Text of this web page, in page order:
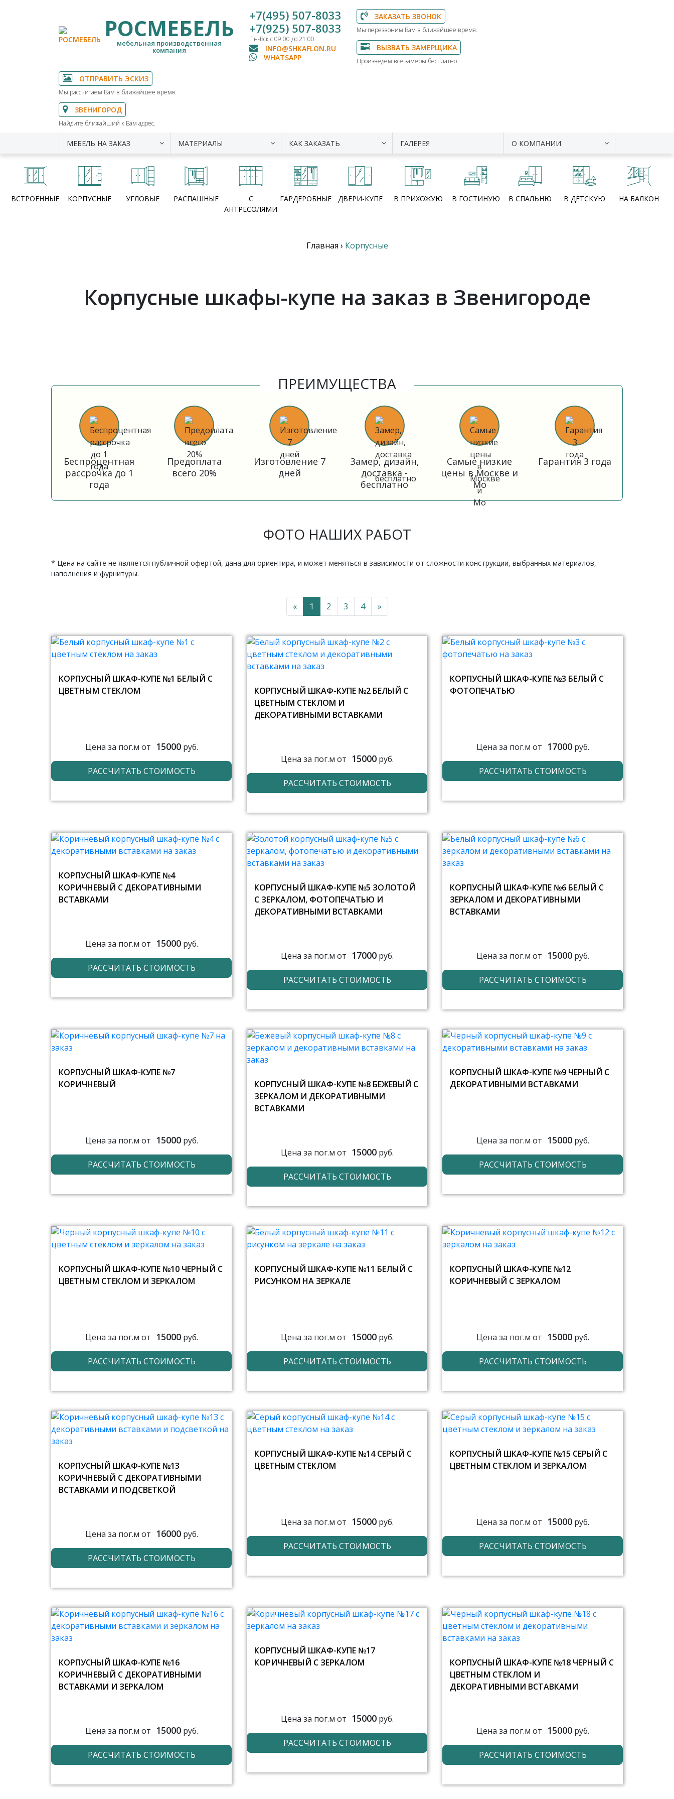
РОСМЕБЕЛЬ
мебельная производственная
компания
+7(495) 507-8033
+7(925) 507-8033
Пн-Вск с 09:00 до 21:00
INFO@SHKAFLON.RU
WHATSAPP
ЗАКАЗАТЬ ЗВОНОК
Мы перезвоним Вам в ближайшее время.
ВЫЗВАТЬ ЗАМЕРЩИКА
Произведем все замеры бесплатно.
ОТПРАВИТЬ ЭСКИЗ
Мы рассчитаем Вам в ближайшее время.
ЗВЕНИГОРОД
Найдите ближайший к Вам адрес.
МЕБЕЛЬ НА ЗАКАЗ МАТЕРИАЛЫ КАК ЗАКАЗАТЬ ГАЛЕРЕЯ О КОМПАНИИ
ВСТРОЕННЫЕ КОРПУСНЫЕ УГЛОВЫЕ РАСПАШНЫЕ
С
АНТРЕСОЛЯМИ
ГАРДЕРОБНЫЕ ДВЕРИ-КУПЕ В ПРИХОЖУЮ В ГОСТИНУЮ В СПАЛЬНЮ В ДЕТСКУЮ НА БАЛКОН
Главная › Корпусные
Корпусные шкафы-купе на заказ в Звенигороде
ПРЕИМУЩЕСТВА
Беспроцентная
рассрочка до 1
года
Предоплата
всего 20%
Изготовление 7
дней
Замер, дизайн,
доставка -
бесплатно
Самые низкие
цены в Москве и
Мо
Гарантия 3 года
ФОТО НАШИХ РАБОТ
* Цена на сайте не является публичной офертой, дана для ориентира, и может меняться в зависимости от сложности конструкции, выбранных материалов,
наполнения и фурнитуры.
« 1 2 3 4 »
КОРПУСНЫЙ ШКАФ-КУПЕ №1 БЕЛЫЙ С
ЦВЕТНЫМ СТЕКЛОМ
Цена за пог.м от 15000руб.
РАССЧИТАТЬ СТОИМОСТЬ
КОРПУСНЫЙ ШКАФ-КУПЕ №2 БЕЛЫЙ С
ЦВЕТНЫМ СТЕКЛОМ И
ДЕКОРАТИВНЫМИ ВСТАВКАМИ
Цена за пог.м от 15000руб.
РАССЧИТАТЬ СТОИМОСТЬ
КОРПУСНЫЙ ШКАФ-КУПЕ №3 БЕЛЫЙ С
ФОТОПЕЧАТЬЮ
Цена за пог.м от 17000руб.
РАССЧИТАТЬ СТОИМОСТЬ
КОРПУСНЫЙ ШКАФ-КУПЕ №4
КОРИЧНЕВЫЙ С ДЕКОРАТИВНЫМИ
ВСТАВКАМИ
Цена за пог.м от 15000руб.
РАССЧИТАТЬ СТОИМОСТЬ
КОРПУСНЫЙ ШКАФ-КУПЕ №5 ЗОЛОТОЙ
С ЗЕРКАЛОМ, ФОТОПЕЧАТЬЮ И
ДЕКОРАТИВНЫМИ ВСТАВКАМИ
Цена за пог.м от 17000руб.
РАССЧИТАТЬ СТОИМОСТЬ
КОРПУСНЫЙ ШКАФ-КУПЕ №6 БЕЛЫЙ С
ЗЕРКАЛОМ И ДЕКОРАТИВНЫМИ
ВСТАВКАМИ
Цена за пог.м от 15000руб.
РАССЧИТАТЬ СТОИМОСТЬ
КОРПУСНЫЙ ШКАФ-КУПЕ №7
КОРИЧНЕВЫЙ
Цена за пог.м от 15000руб.
РАССЧИТАТЬ СТОИМОСТЬ
КОРПУСНЫЙ ШКАФ-КУПЕ №8 БЕЖЕВЫЙ С
ЗЕРКАЛОМ И ДЕКОРАТИВНЫМИ
ВСТАВКАМИ
Цена за пог.м от 15000руб.
РАССЧИТАТЬ СТОИМОСТЬ
КОРПУСНЫЙ ШКАФ-КУПЕ №9 ЧЕРНЫЙ С
ДЕКОРАТИВНЫМИ ВСТАВКАМИ
Цена за пог.м от 15000руб.
РАССЧИТАТЬ СТОИМОСТЬ
КОРПУСНЫЙ ШКАФ-КУПЕ №10 ЧЕРНЫЙ С
ЦВЕТНЫМ СТЕКЛОМ И ЗЕРКАЛОМ
Цена за пог.м от 15000руб.
РАССЧИТАТЬ СТОИМОСТЬ
КОРПУСНЫЙ ШКАФ-КУПЕ №11 БЕЛЫЙ С
РИСУНКОМ НА ЗЕРКАЛЕ
Цена за пог.м от 15000руб.
РАССЧИТАТЬ СТОИМОСТЬ
КОРПУСНЫЙ ШКАФ-КУПЕ №12
КОРИЧНЕВЫЙ С ЗЕРКАЛОМ
Цена за пог.м от 15000руб.
РАССЧИТАТЬ СТОИМОСТЬ
КОРПУСНЫЙ ШКАФ-КУПЕ №13
КОРИЧНЕВЫЙ С ДЕКОРАТИВНЫМИ
ВСТАВКАМИ И ПОДСВЕТКОЙ
Цена за пог.м от 16000руб.
РАССЧИТАТЬ СТОИМОСТЬ
КОРПУСНЫЙ ШКАФ-КУПЕ №14 СЕРЫЙ С
ЦВЕТНЫМ СТЕКЛОМ
Цена за пог.м от 15000руб.
РАССЧИТАТЬ СТОИМОСТЬ
КОРПУСНЫЙ ШКАФ-КУПЕ №15 СЕРЫЙ С
ЦВЕТНЫМ СТЕКЛОМ И ЗЕРКАЛОМ
Цена за пог.м от 15000руб.
РАССЧИТАТЬ СТОИМОСТЬ
КОРПУСНЫЙ ШКАФ-КУПЕ №16
КОРИЧНЕВЫЙ С ДЕКОРАТИВНЫМИ
ВСТАВКАМИ И ЗЕРКАЛОМ
Цена за пог.м от 15000руб.
РАССЧИТАТЬ СТОИМОСТЬ
КОРПУСНЫЙ ШКАФ-КУПЕ №17
КОРИЧНЕВЫЙ С ЗЕРКАЛОМ
Цена за пог.м от 15000руб.
РАССЧИТАТЬ СТОИМОСТЬ
КОРПУСНЫЙ ШКАФ-КУПЕ №18 ЧЕРНЫЙ С
ЦВЕТНЫМ СТЕКЛОМ И
ДЕКОРАТИВНЫМИ ВСТАВКАМИ
Цена за пог.м от 15000руб.
РАССЧИТАТЬ СТОИМОСТЬ